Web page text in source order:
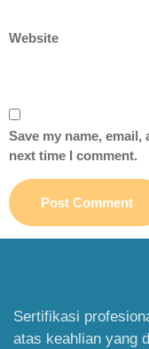
Website
Save my name,
next time I comment.
Sertifikasi
atas keahlian yang